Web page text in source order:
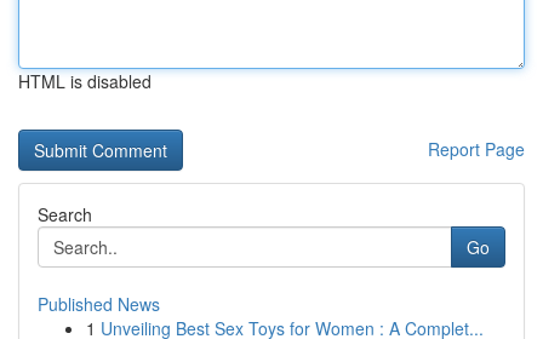
HTML is disabled
Report Page
Search
Go
Published News
1 Unveiling Best Sex Toys for Women : A Complet...